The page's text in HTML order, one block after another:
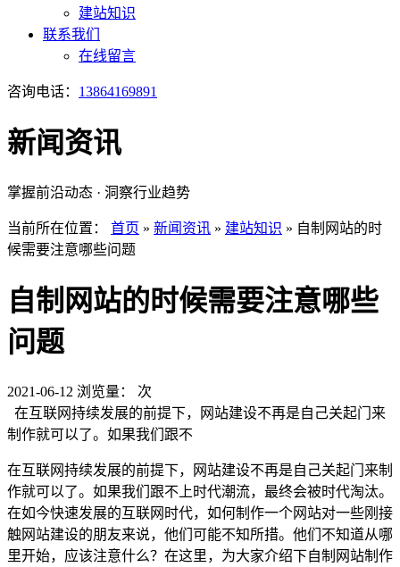
建站知识
联系我们
在线留言
咨询电话： 13864169891
新闻资讯
掌握前沿动态 · 洞察行业趋势
当前所在位置： 首页 » 新闻资讯 » 建站知识 » 自制网站的时
候需要注意哪些问题
自制网站的时候需要注意哪些
问题
2021-06-12 浏览量：
次
在互联网持续发展的前提下，网站建设不再是自己关起门来
制作就可以了。如果我们跟不
在互联网持续发展的前提下，网站建设不再是自己关起门来制
作就可以了。如果我们跟不上时代潮流，最终会被时代淘汰。
在如今快速发展的互联网时代，如何制作一个网站对一些刚接
触网站建设的朋友来说，他们可能不知所措。他们不知道从哪
里开始，应该注意什么？在这里，为大家介绍下自制网站制作